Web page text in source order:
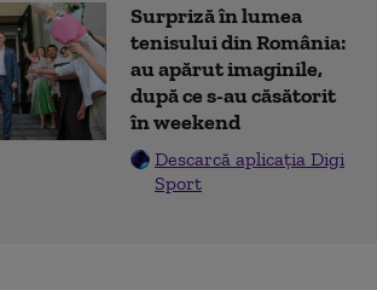
Surpriză în lumea
tenisului din România:
au apărut imaginile,
după ce s-au căsătorit
în weekend
Descarcă aplicația Digi
Sport